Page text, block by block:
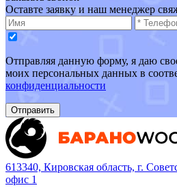
Оставте заявку и наш менеджер
Отправляя данную форму, я даю
моих персональных данных в
конфиденциальности
Отправить
613340, Кировская область, г.
офис 1